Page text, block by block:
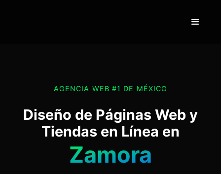
AGENCIA WEB #1 DE MÉXICO
Diseño de Páginas Web y
Tiendas en Línea en
Zamora